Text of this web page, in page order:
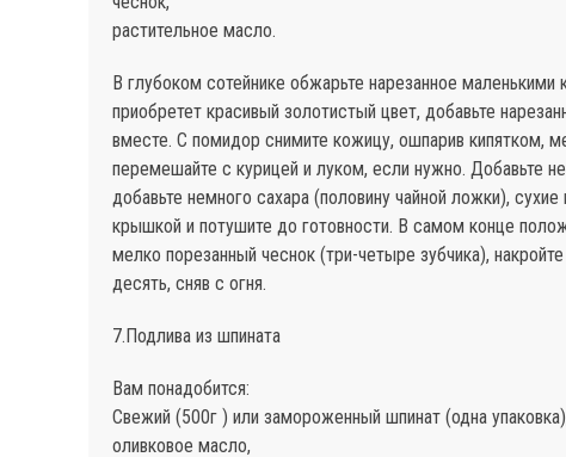
растительное масло.
В глубоком сотейнике обжарьте нарезанное маленькими
приобретет красивый золотистый цвет, добавьте
вместе. С помидор снимите кожицу, ошпарив кипятком,
перемешайте с курицей и луком, если нужно. Добавьте
добавьте немного сахара (половину чайной ложки),
крышкой и потушите до готовности. В самом конце
мелко порезанный чеснок (три-четыре зубчика),
десять, сняв с огня.
7.Подлива из шпината
Вам понадобится:
Свежий (500г ) или замороженный шпинат (одна
оливковое масло,